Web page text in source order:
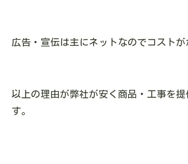
広告・宣伝は主にネットなのでコスト
以上の理由が弊社が安く商品・工事を
す。